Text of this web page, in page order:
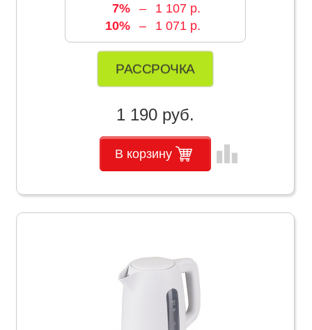
7%
–
1 107 р.
10%
– 1 071 р.
РАССРОЧКА
1 190 руб.
В корзину leaderboard